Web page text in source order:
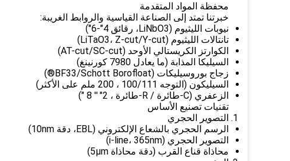
محفظة المواد المتقدمة
خبرتنا تمتد إلى الصناعة القياسية والروابط الغريبة:
نيوبات الليثيوم (LiNbO3، رقائق 4"-6")
تانتالات الليثيوم (LiTaO3، Z-cut/Y-cut)
الكوارتز الكريستالي الأوحد (AT-cut/SC-cut)
السيليكا المذابة (ما يعادل 7980 كورنينغ)
زجاج بوروسيليكات (BF33/Schott Borofloat®)
السيليكون (التوجه 100/111 ، 200 ملم على الأكثر)
الزعفري (C-طائرة / R-طائرة ، 2" ′′ 8 ")
تقنيات تصنيع الأساس
التصوير الحجري
الرسم الحجري بالشعاع الإلكتروني (EBL، دقة 10nm)
التصوير الحجري (i-line، 365nm)
محاذاة قناع القرب (دقة محاذاة 5μm)